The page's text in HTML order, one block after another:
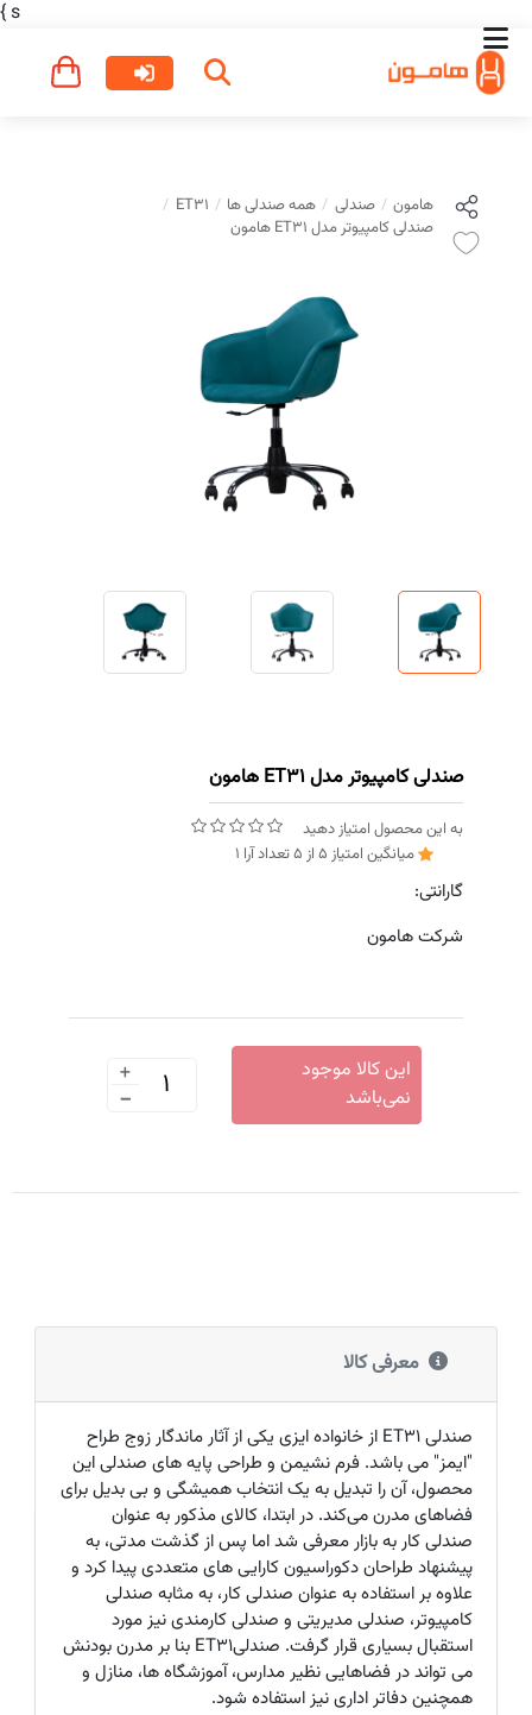
s
}
صندلی کامپیوتر مدل ET31 هامون
به این محصول امتیاز دهید
میانگین امتیاز 5 از 5تعداد آرا 1
گارانتی:
شرکت هامون
+
-
این کالا موجود
نمی‌باشد
هامون صندلی همه صندلی ها
ET31
صندلی کامپیوتر مدل ET31 هامون
معرفی کالا
صندلیET31از خانواده ایزی یکی از آثار ماندگار زوج طراح
"ایمز" می‌ باشد. فرم نشیمن و طراحی پایه های صندلی این
محصول، آن را تبدیل به یک انتخاب همیشگی و بی بدیل برای
فضاهای مدرن می‌کند. در ابتدا، کالای مذکور به عنوان
صندلی کار به بازار معرفی شد اما پس از گذشت مدتی، به
پیشنهاد طراحان دکوراسیون کارایی های متعددی پیدا کرد و
علاوه بر استفاده به عنوان صندلی کار، به مثابه صندلی
کامپیوتر، صندلی مدیریتی و صندلی کارمندی نیز مورد
استقبال بسیاری قرار گرفت. صندلیET31
بنا بر مدرن بودنش
می تواند در فضاهایی نظیر مدارس، آموزشگاه ها، منازل و
همچنین دفاتر اداری نیز استفاده شود.